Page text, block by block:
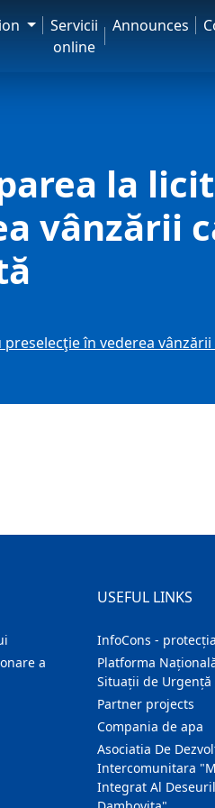
Servicii
online
Announces
la
vânzării
în vederea
a
USEFUL LINKS
InfoCons -
Platforma
Situații de Urgență
Partner projects
Compania de apa
Asociatia De
Intercomunitara
Integrat Al